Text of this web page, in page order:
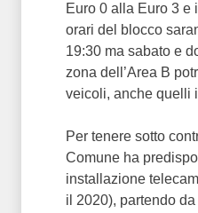
Euro 0 alla Euro 3 e
orari del blocco
19:30 ma sabato e
zona dell’Area B
veicoli, anche quelli
Per tenere sotto
Comune ha
installazione
il 2020), partendo